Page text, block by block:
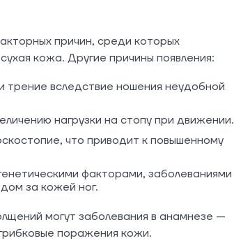
причин, среди которых
кожа. Другие причины появления:
трение вследствие ношения неудобной
нагрузки на стопу при движении.
что приводит к повышенному
факторами, заболеваниями
за кожей ног.
могут заболевания в анамнезе —
поражения кожи.